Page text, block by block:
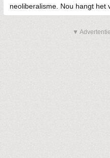
neoliberalisme. Nou hangt het
▼